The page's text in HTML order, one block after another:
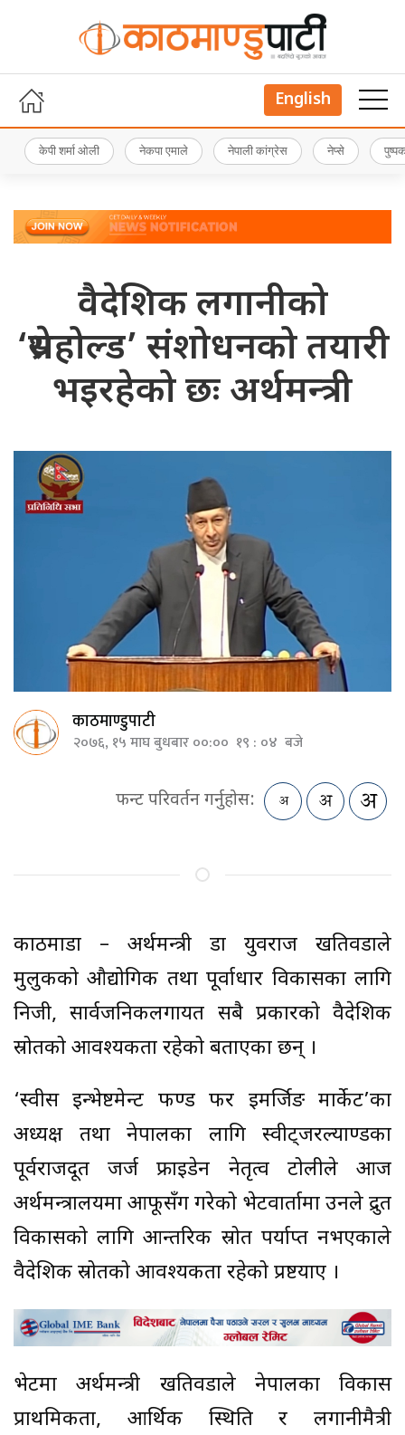
English
केपी शर्मा ओली नेकपा एमाले नेपाली कांग्रेस नेप्से
वैदेशिक लगानीको
‘थ्रेसहोल्ड’ संशोधनको तयारी
भइरहेको छः अर्थमन्त्री
काठमाण्डुपाटी
२०७६, १५ माघ बुधबार ००:०० १९ : ०४ बजे
फन्ट परिवर्तन गर्नुहोस:
काठमाडौं – अर्थमन्त्री डा युवराज खतिवडाले
मुलुकको औद्योगिक तथा पूर्वाधार विकासका लागि
निजी, सार्वजनिकलगायत सबै प्रकारको वैदेशिक
स्रोतको आवश्यकता रहेको बताएका छन् ।
‘स्वीस इन्भेष्टमेन्ट फण्ड फर इमर्जिङ मार्केट’का
अध्यक्ष तथा नेपालका लागि स्वीट्जरल्याण्डका
पूर्वराजदूत जर्ज फ्राइडेन नेतृत्व टोलीले आज
अर्थमन्त्रालयमा आफूसँग गरेको भेटवार्तामा उनले द्रुत
विकासको लागि आन्तरिक स्रोत पर्याप्त नभएकाले
वैदेशिक स्रोतको आवश्यकता रहेको प्रष्टयाए ।
भेटमा अर्थमन्त्री खतिवडाले नेपालका विकास
प्राथमिकता, आर्थिक स्थिति र लगानीमैत्री